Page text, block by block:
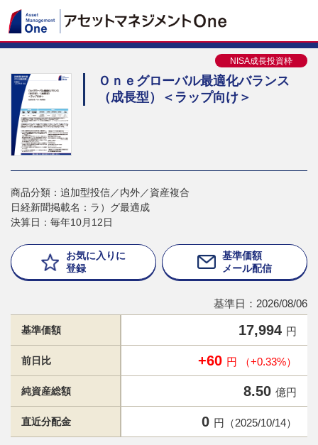
NISA成長投資枠
Ｏｎｅグローバル最適化バランス
（成長型）＜ラップ向け＞
商品分類：追加型投信／内外／資産複合
日経新聞掲載名：ラ）グ最適成
決算日：毎年10月12日
お気に入りに
登録
基準価額
メール配信
基準日：2026/08/06
基準価額 17,994 円
前日比 +60 円 （+0.33%）
純資産総額 8.50 億円
直近分配金 0 円（2025/10/14）